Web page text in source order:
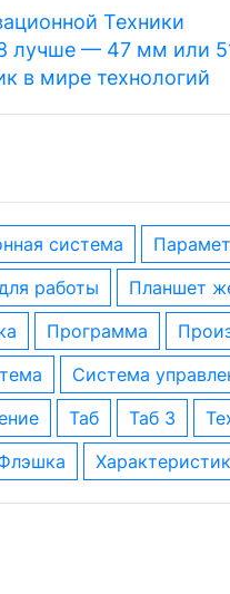
Техники
8 лучше — 47 мм или
в мире технологий
система
работы планшет
программа
система
таб таб 3
флэшка